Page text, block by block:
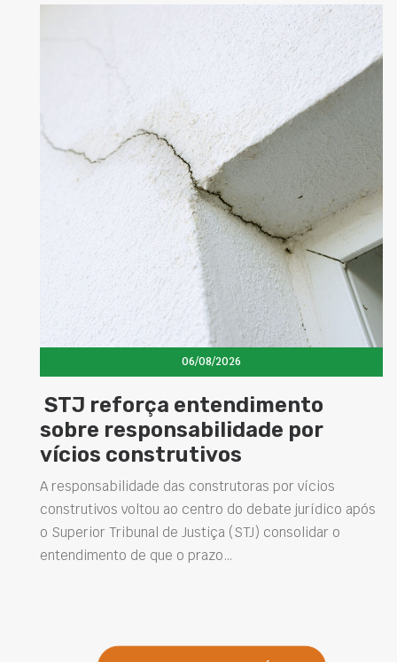
após
Concretos aditivados e
elevam desempenho das
estruturas e impulsionam
soluções na construção
Projetar estruturas mais duráveis, reduzir
intervenções de manutenção e melhorar o
desempenho das obras são desafios cada